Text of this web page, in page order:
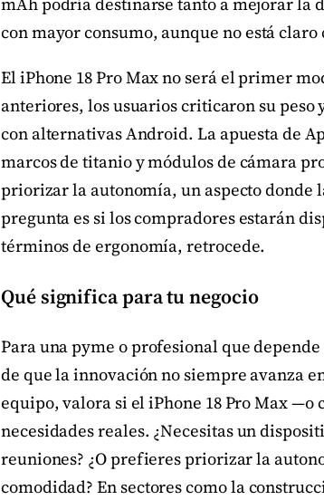
con mayor consumo, aunque no está
El iPhone 18 Pro Max no será el primer
anteriores, los usuarios criticaron su
con alternativas Android. La apuesta de
marcos de titanio y módulos de cámara
priorizar la autonomía, un aspecto donde
pregunta es si los compradores estarán
términos de ergonomía, retrocede.
Qué significa para tu negocio
Para una pyme o profesional que
de que la innovación no siempre avanza
equipo, valora si el iPhone 18 Pro Max
necesidades reales. ¿Necesitas un
reuniones? ¿O prefieres priorizar la
comodidad? En sectores como la